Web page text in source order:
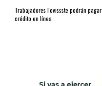
Trabajadores Fovissste podrán pagar
crédito en línea